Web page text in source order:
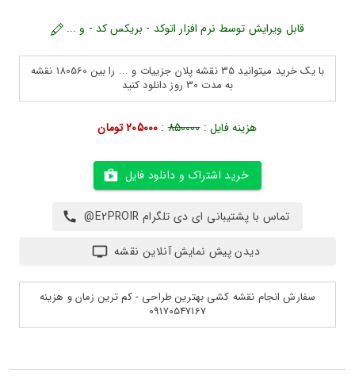
قابل ویرایش توسط نرم افزار اتوکد - بریکس کد - و ...
با یک خرید میتوانید 35 نقشه پلان جزییات و ... را بین 180560 نقشه
به مدت 30 روز دانلود کنید
هزینه فایل :850000
: 205000 تومان
خرید اشتراک و دانلود فایل
تماس با پشتیبانی ای دی تلگرام E2PROIR@
دیدن پیش نمایش آنلاین نقشه
سفارش انجام نقشه کشی بهترین طراحی - کم ترین زمان و هزینه
09170547167